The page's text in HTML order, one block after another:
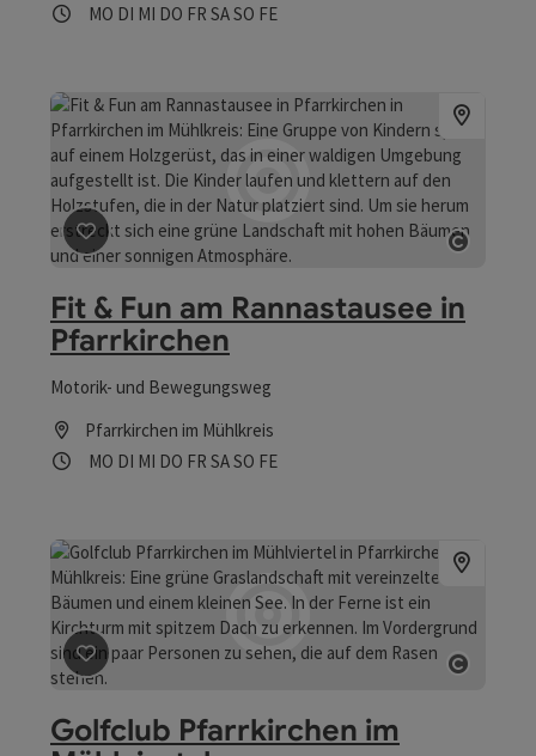
Öffnungszeiten
MO Montag geöffnet
DI Dienstag geöffnet
MI Mittwoch geöffnet
DO Donnerstag geöffnet
FR Freitag geöffnet
SASamstag geöffnet
SO Sonntag geöffnet
FEFeiertag geöffnet
Beitrag merken: Fit & Fun am Rannastausee in
Fit & Fun am Rannastausee in
Pfarrkirchen
Motorik- und Bewegungsweg
Pfarrkirchen im Mühlkreis
Öffnungszeiten
MO Montag geöffnet
DI Dienstag geöffnet
MI Mittwoch geöffnet
DO Donnerstag geöffnet
FR Freitag geöffnet
SASamstag geöffnet
SO Sonntag geöffnet
FEFeiertag geöffnet
Beitrag merken : Golfclub Pfarrkirchen im Mühlviertel
Golfclub Pfarrkirchen im